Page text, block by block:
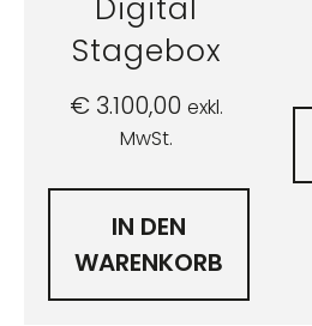
Digital
Stagebox
€ 3.100,00 exkl.
MwSt.
IN DEN
WARENKORB